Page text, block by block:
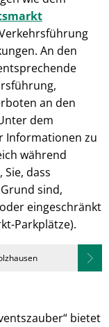
An den
an den
dem
Informationen zu
während
dass
sind,
eingeschränkt
Parkplätze).
bietet